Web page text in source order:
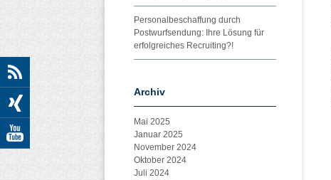
Personalbeschaffung durch
Postwurfsendung: Ihre Lösung für
erfolgreiches Recruiting?!
Archiv
Mai 2025
Januar 2025
November 2024
Oktober 2024
Juli 2024